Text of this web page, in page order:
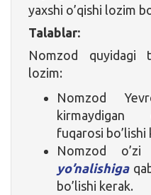
yaxshi o’qishi lozim
Talablar:
Nomzod quyidagi
lozim:
Nomzod
kirmaydigan
fuqarosi bo’lishi
Nomzod
yo’nalishiga
bo’lishi kerak.